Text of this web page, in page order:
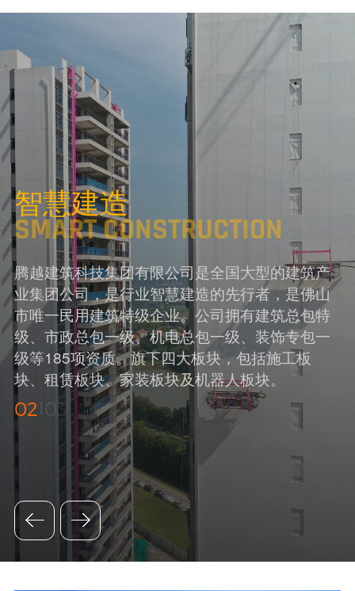
智慧建造
SMART CONSTRUCTION
腾越建筑科技集团有限公司是全国大型的建筑产
业集团公司，是行业智慧建造的先行者，是佛山
市唯一民用建筑特级企业。公司拥有建筑总包特
级、市政总包一级、机电总包一级、装饰专包一
级等185项资质。旗下四大板块，包括施工板
块、租赁板块、家装板块及机器人板块。
02 03